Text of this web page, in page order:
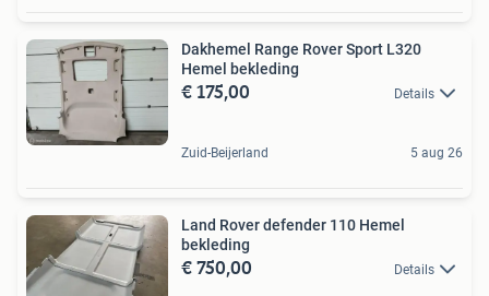
Dakhemel Range Rover Sport L320
Hemel bekleding
€ 175,00 Details
Zuid-Beijerland 5 aug 26
Land Rover defender 110 Hemel
bekleding
€ 750,00 Details